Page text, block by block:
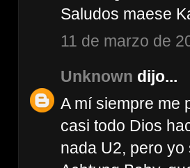
Saludos maese
11 de marzo de
Unknown dijo...
A mí siempre me
casi todo Dios
nada U2, pero yo